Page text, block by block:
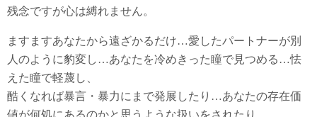
残念ですが心は縛れません。
ますますあなたから遠ざかるだけ…愛したパートナーが別
人のように豹変し…あなたを冷めきった瞳で見つめる…怯
えた瞳で軽蔑し、
酷くなれば暴言・暴力にまで発展したり…あなたの存在価